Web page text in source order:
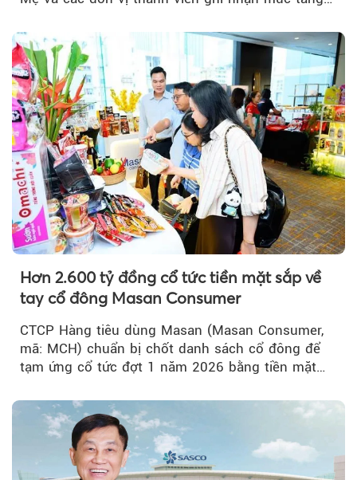
Hơn 2.600 tỷ đồng cổ tức tiền mặt sắp về
tay cổ đông Masan Consumer
CTCP Hàng tiêu dùng Masan (Masan Consumer,
mã: MCH) chuẩn bị chốt danh sách cổ đông để
tạm ứng cổ tức đợt 1 năm 2026 bằng tiền mặt